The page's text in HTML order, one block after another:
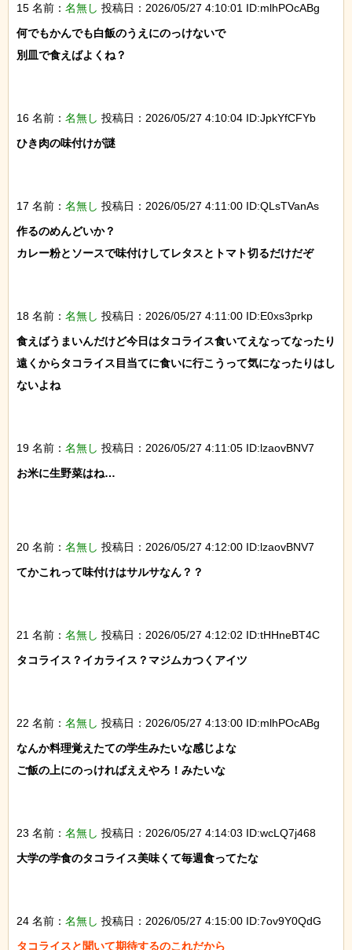
15 名前： 名無し 投稿日：2026/05/27 4:10:01 ID:mlhPOcABg
何でもかんでも白飯のうえにのっけないで
別皿で食えばよくね？
16 名前： 名無し 投稿日：2026/05/27 4:10:04 ID:JpkYfCFYb
ひき肉の味付けが謎
17 名前： 名無し 投稿日：2026/05/27 4:11:00 ID:QLsTVanAs
作るのめんどいか？
カレー粉とソースで味付けしてレタスとトマト切るだけだぞ
18 名前： 名無し 投稿日：2026/05/27 4:11:00 ID:E0xs3prkp
食えばうまいんだけど今日はタコライス食いてえなってなったり
遠くからタコライス目当てに食いに行こうって気になったりはし
ないよね
19 名前： 名無し 投稿日：2026/05/27 4:11:05 ID:lzaovBNV7
お米に生野菜はね…
20 名前： 名無し 投稿日：2026/05/27 4:12:00 ID:lzaovBNV7
てかこれって味付けはサルサなん？？
21 名前： 名無し 投稿日：2026/05/27 4:12:02 ID:tHHneBT4C
タコライス？イカライス？マジムカつくアイツ
22 名前： 名無し 投稿日：2026/05/27 4:13:00 ID:mlhPOcABg
なんか料理覚えたての学生みたいな感じよな
ご飯の上にのっければええやろ！みたいな
23 名前： 名無し 投稿日：2026/05/27 4:14:03 ID:wcLQ7j468
大学の学食のタコライス美味くて毎週食ってたな
24 名前： 名無し 投稿日：2026/05/27 4:15:00 ID:7ov9Y0QdG